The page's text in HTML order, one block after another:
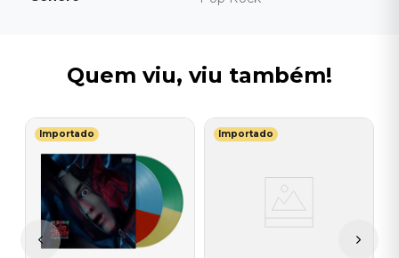
Quem viu, viu também!
Importado Importado